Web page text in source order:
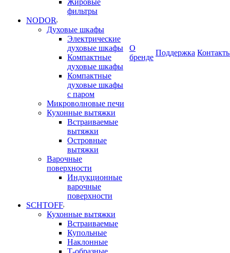
Жировые
фильтры
NODOR
Духовые шкафы
Электрические
духовые шкафы
Компактные
духовые шкафы
Компактные
духовые шкафы
с паром
Микроволновые печи
Кухонные вытяжки
Встраиваемые
вытяжки
Островные
вытяжки
Варочные
поверхности
Индукционные
варочные
поверхности
SCHTOFF
Кухонные вытяжки
Встраиваемые
Купольные
Наклонные
Т-образные
О
бренде
Поддержка